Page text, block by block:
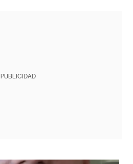
PUBLICIDAD